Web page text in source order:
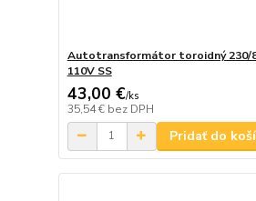
Autotransformátor toroidný 230/
110V SS
43,00 €/ks
35,54 € bez DPH
Pridať do